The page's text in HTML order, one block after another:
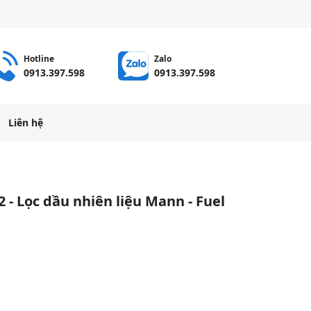
Hotline
0913.397.598
Zalo
0913.397.598
Liên hệ
- Lọc dầu nhiên liệu Mann - Fuel